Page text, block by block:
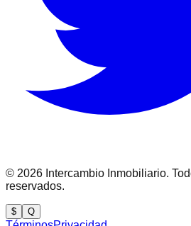
© 2026 Intercambio Inmobiliario.
reservados.
$ Q